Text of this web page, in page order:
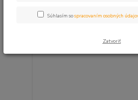
Zobrazujem 1-1 z
Súhlasím sospracovaním osobných
Zatvoriť